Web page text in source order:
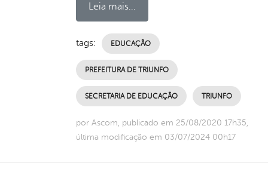
Leia mais...
tags: EDUCAÇÃO
PREFEITURA DE TRIUNFO
SECRETARIA DE EDUCAÇÃO TRIUNFO
por Ascom, publicado em 25/08/2020 17h35,
última modificação em 03/07/2024 00h17